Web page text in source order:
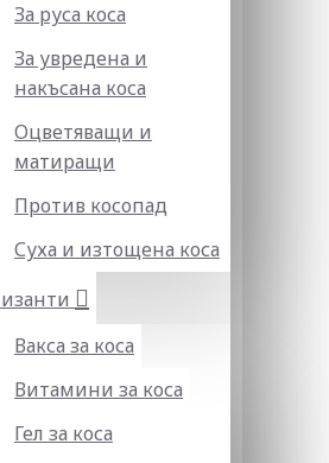
За руса коса
За увредена и
накъсана коса
Оцветяващи и
матиращи
Против косопад
Суха и изтощена коса
Вакса за коса
Витамини за коса
Гел за коса